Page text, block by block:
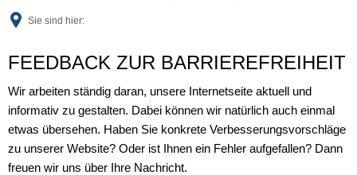
Sie sind hier:
Feedback
FEEDBACK ZUR BARRIEREFREIHEIT
Wir arbeiten ständig daran, unsere Internetseite aktuell und
informativ zu gestalten. Dabei können wir natürlich auch einmal
etwas übersehen. Haben Sie konkrete Verbesserungsvorschläge
zu unserer Website? Oder ist Ihnen ein Fehler aufgefallen? Dann
freuen wir uns über Ihre Nachricht.